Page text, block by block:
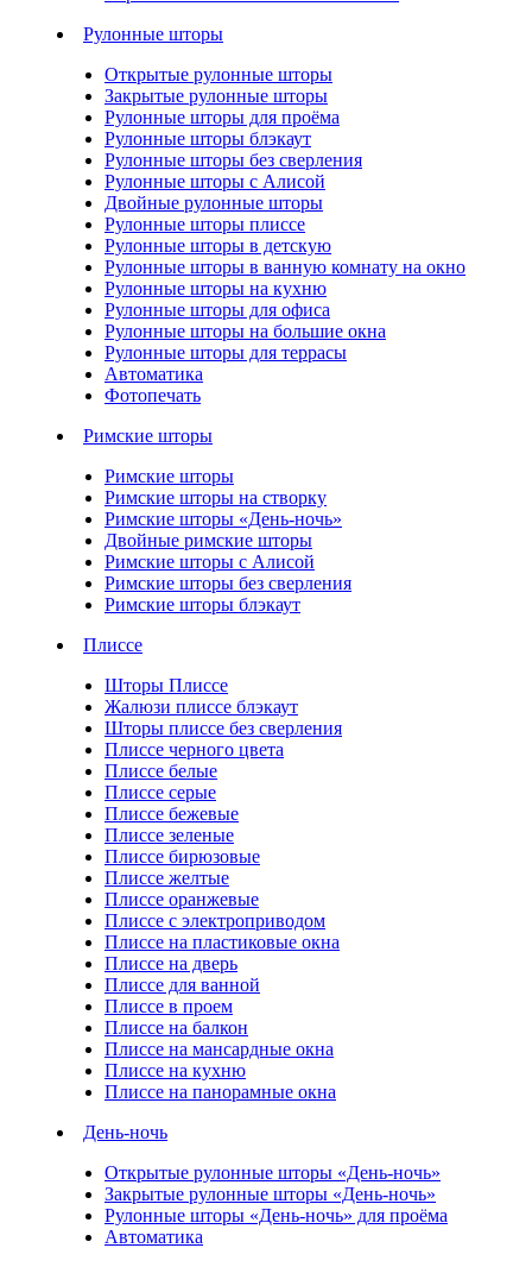
Рулонные шторы
Открытые рулонные шторы
Закрытые рулонные шторы
Рулонные шторы для проёма
Рулонные шторы блэкаут
Рулонные шторы без сверления
Рулонные шторы с Алисой
Двойные рулонные шторы
Рулонные шторы плиссе
Рулонные шторы в детскую
Рулонные шторы в ванную комнату на окно
Рулонные шторы на кухню
Рулонные шторы для офиса
Рулонные шторы на большие окна
Рулонные шторы для террасы
Автоматика
Фотопечать
Римские шторы
Римские шторы
Римские шторы на створку
Римские шторы «День-ночь»
Двойные римские шторы
Римские шторы с Алисой
Римские шторы без сверления
Римские шторы блэкаут
Плиссе
Шторы Плиссе
Жалюзи плиссе блэкаут
Шторы плиссе без сверления
Плиссе черного цвета
Плиссе белые
Плиссе серые
Плиссе бежевые
Плиссе зеленые
Плиссе бирюзовые
Плиссе желтые
Плиссе оранжевые
Плиссе с электроприводом
Плиссе на пластиковые окна
Плиссе на дверь
Плиссе для ванной
Плиссе в проем
Плиссе на балкон
Плиссе на мансардные окна
Плиссе на кухню
Плиссе на панорамные окна
День-ночь
Открытые рулонные шторы «День-ночь»
Закрытые рулонные шторы «День-ночь»
Рулонные шторы «День-ночь» для проёма
Автоматика